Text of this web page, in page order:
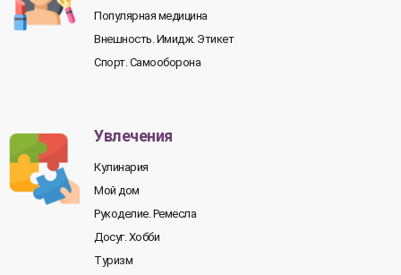
Популярная медицина
Внешность. Имидж. Этикет
Спорт. Самооборона
Увлечения
Кулинария
Мой дом
Рукоделие. Ремесла
Досуг. Хобби
Туризм